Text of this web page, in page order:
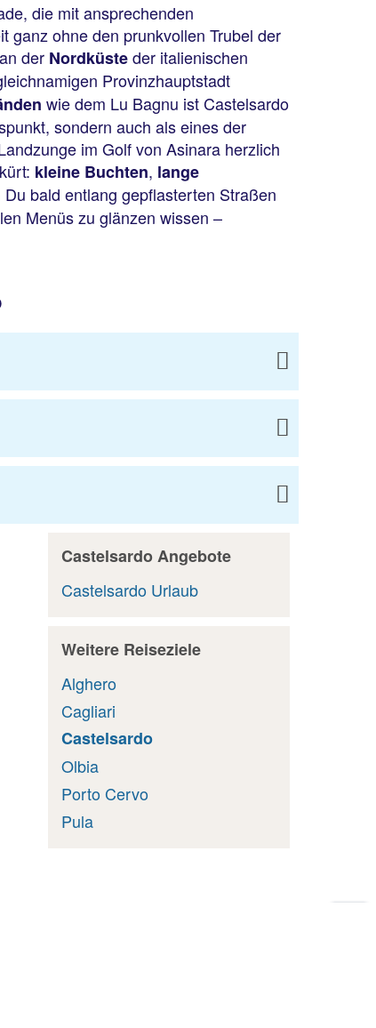
die mit ansprechenden
ganz ohne den prunkvollen Trubel der
der Nordküsteder italienischen
Provinzhauptstadt
wie dem Lu Bagnu ist Castelsardo
sondern auch als eines der
im Golf von Asinara herzlich
kleine Buchten, lange
bald entlang gepflasterten Straßen
Menüs zu glänzen wissen –
Castelsardo Angebote
Castelsardo Urlaub
Weitere Reiseziele
Alghero
Cagliari
Castelsardo
Olbia
Porto Cervo
Pula